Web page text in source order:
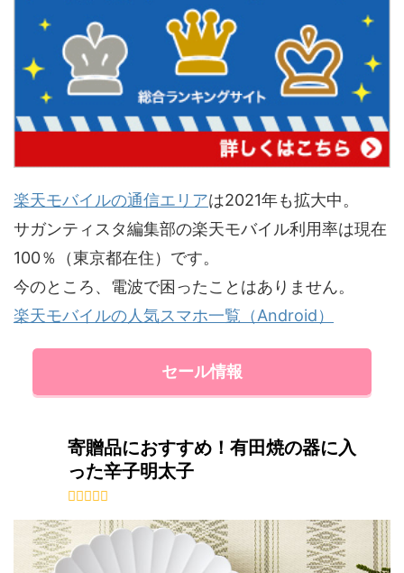
楽天モバイルの通信エリアは2021年も拡大中。
サガンティスタ編集部の楽天モバイル利用率は現在
100％（東京都在住）です。
今のところ、電波で困ったことはありません。
楽天モバイルの人気スマホ一覧（Android）
セール情報
寄贈品におすすめ！有田焼の器に入
った辛子明太子